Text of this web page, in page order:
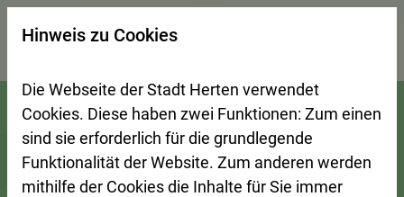
Zur Startseite (Schnelltaste 0)
Zum Seitenanfang springen (Schnelltaste A)
Zur Navigation/Menü springen (Schnelltaste M)
Zur Suche springen (Schnelltaste 8)
Zum Inhalt springen (Schnelltaste I)
Zum Fußbereich springen (Schnelltaste Z)
Suchseite mit Schnellsuche
Hinweis zu Cookies
Die Webseite der Stadt Herten verwendet
Cookies. Diese haben zwei Funktionen: Zum einen
sind sie erforderlich für die grundlegende
Funktionalität der Website. Zum anderen werden
mithilfe der Cookies die Inhalte für Sie immer